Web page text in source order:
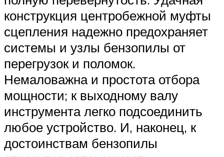
конструкция центробежной муфты
сцепления надежно предохраняет
системы и узлы бензопилы от
перегрузок и поломок.
Немаловажна и простота отбора
мощности; к выходному валу
инструмента легко подсоединить
любое устройство. И, наконец, к
достоинствам бензопилы